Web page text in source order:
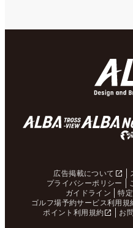
広告掲載について
プライバシーポリシー
ガイドライン
特
ゴルフ場予約サービス利用規
ポイント利用規約
お